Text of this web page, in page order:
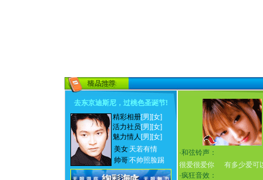
去东京迪斯尼，过桃色圣诞节!
精彩相册[男] [女]
活力社员 [男] [女]
魅力情人 [男] [女]
美女 天若有情
帅哥不帅照脸踢
·和弦铃声：
很爱很爱你
有多少爱可
·疯狂音效：